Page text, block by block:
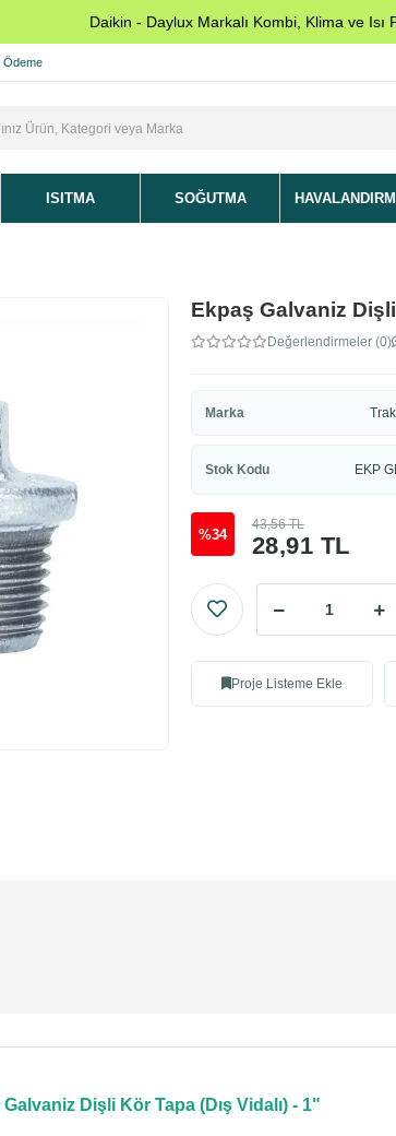
Daikin - Daylux Markalı Kombi, Klima ve
Ödeme
ISITMA SOĞUTMA
Ekpaş Galvaniz Dişli
Değerlendirmeler (0)
Marka
Stok Kodu EKP
%34 28,91 TL
43,56 TL
Proje Listeme Ekle
Galvaniz Dişli Kör Tapa (Dış Vidalı) - 1"